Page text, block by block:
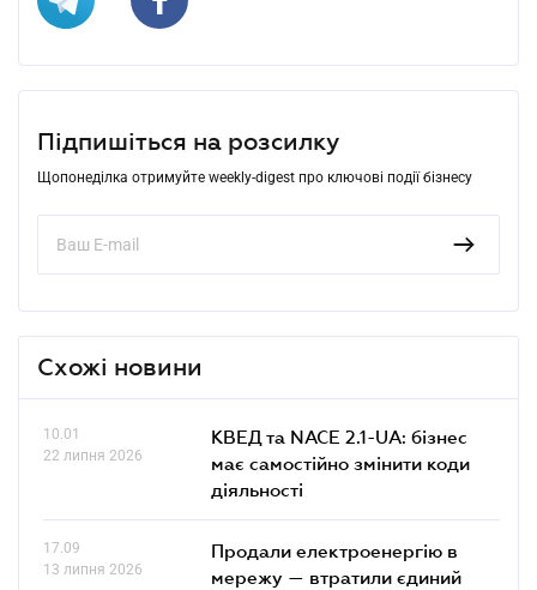
Підпишіться на розсилку
Щопонеділка отримуйте weekly-digest про ключові події бізнесу
Схожі новини
10.01
22 липня 2026
КВЕД та NACE 2.1-UA: бізнес
має самостійно змінити коди
діяльності
17.09
13 липня 2026
Продали електроенергію в
мережу — втратили єдиний